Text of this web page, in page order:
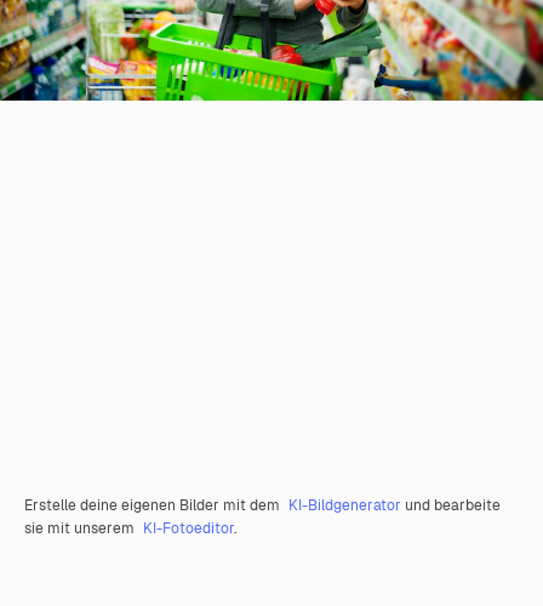
Erstelle deine eigenen Bilder mit dem KI-Bildgenerator und bearbeite
sie mit unserem KI-Fotoeditor.